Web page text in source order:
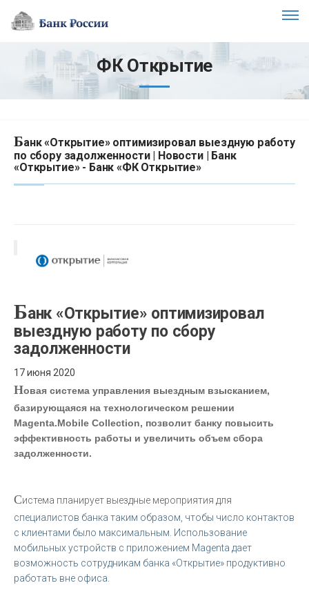
ФК Открытие
Банк «Открытие» оптимизировал выездную работу
по сбору задолженности | Новости | Банк
«Открытие» - Банк «ФК Открытие»
Банк «Открытие» оптимизировал
выездную работу по сбору
задолженности
17 июня 2020
Новая система управления выездным взысканием,
базирующаяся на технологическом решении
Magenta.Mobile Collection, позволит банку повысить
эффективность работы и увеличить объем сбора
задолженности.
Система планирует выездные мероприятия для
специалистов банка таким образом, чтобы число контактов
с клиентами было максимальным. Использование
мобильных устройств с приложением Magenta дает
возможность сотрудникам банка «Открытие» продуктивно
работать вне офиса.